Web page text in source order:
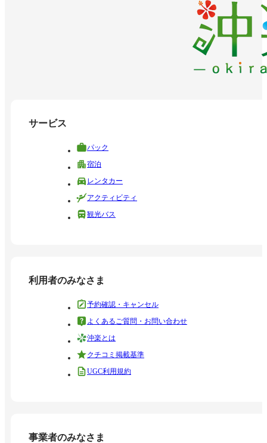
サービス
パック
宿泊
レンタカー
アクティビティ
観光バス
利用者のみなさま
予約確認・キャンセル
よくあるご質問・お問い合わせ
沖楽とは
クチコミ掲載基準
UGC利用規約
事業者のみなさま